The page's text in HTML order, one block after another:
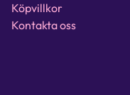
Köpvillkor
Kontakta oss